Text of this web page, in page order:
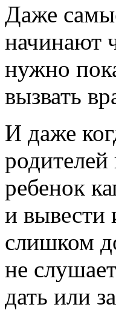
Даже
начинают
нужно
вызвать
И даже
ребенок
и вывести
слишком
не
дать или